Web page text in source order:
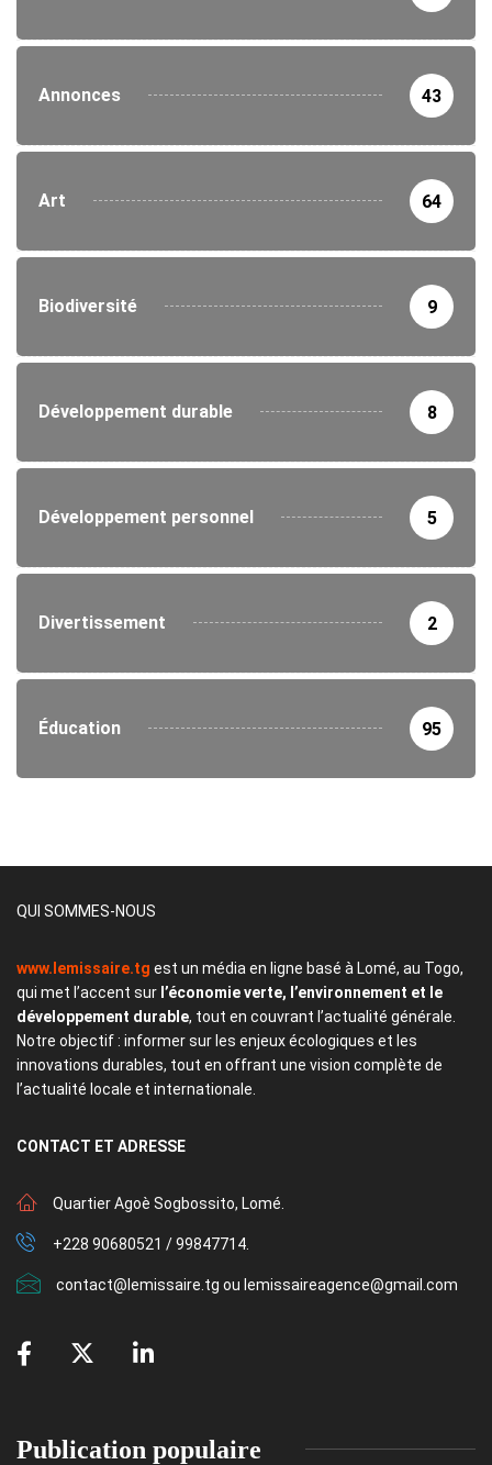
Annonces 43
Art 64
Biodiversité 9
Développement durable 8
Développement personnel 5
Divertissement 2
Éducation 95
QUI SOMMES-NOUS
www.lemissaire.tg est un média en ligne basé à Lomé, au Togo,
qui met l’accent sur l’économie verte, l’environnement et le
développement durable, tout en couvrant l’actualité générale.
Notre objectif : informer sur les enjeux écologiques et les
innovations durables, tout en offrant une vision complète de
l’actualité locale et internationale.
CONTACT ET ADRESSE
Quartier Agoè Sogbossito, Lomé.
+228 90680521 / 99847714.
contact@lemissaire.tg ou lemissaireagence@gmail.com
Publication populaire